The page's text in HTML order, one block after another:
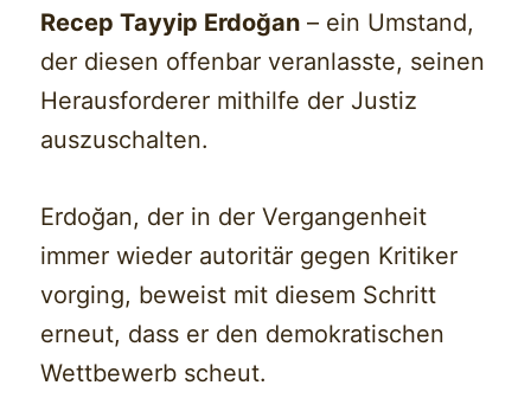
Recep Tayyip Erdoğan – ein Umstand,
der diesen offenbar veranlasste, seinen
Herausforderer mithilfe der Justiz
auszuschalten.
Erdoğan, der in der Vergangenheit
immer wieder autoritär gegen Kritiker
vorging, beweist mit diesem Schritt
erneut, dass er den demokratischen
Wettbewerb scheut.